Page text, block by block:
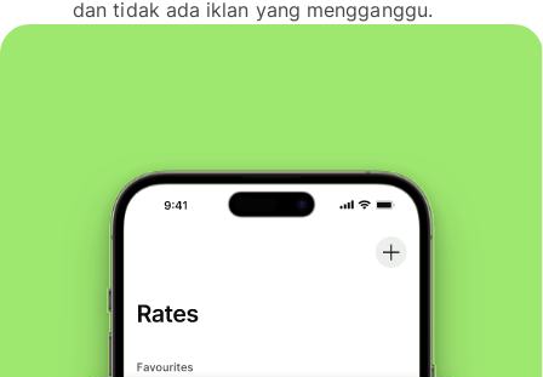
dan tidak ada iklan yang mengganggu.